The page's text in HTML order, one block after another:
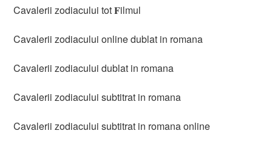
Cavalerii zodiacului tot 𝐅ilmul
Cavalerii zodiacului online dublat in romana
Cavalerii zodiacului dublat in romana
Cavalerii zodiacului subtitrat in romana
Cavalerii zodiacului subtitrat in romana online